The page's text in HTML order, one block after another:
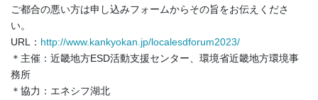
ご都合の悪い方は申し込みフォームからその旨をお伝えくださ
い。
URL： http://www.kankyokan.jp/localesdforum2023/
＊主催：近畿地方ESD活動支援センター、環境省近畿地方環境事
務所
＊協力：エネシフ湖北